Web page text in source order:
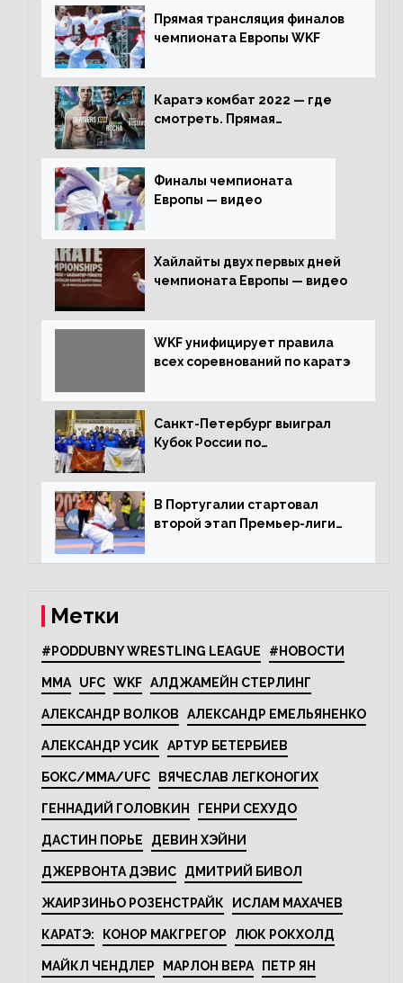
Прямая трансляция финалов
чемпионата Европы WKF
Каратэ комбат 2022 — где
смотреть. Прямая
Финалы чемпионата
Европы — видео
Хайлайты двух первых дней
чемпионата Европы — видео
WKF унифицирует правила
всех соревнований по каратэ
Санкт-Петербург выиграл
Кубок России по
В Португалии стартовал
второй этап Премьер-лиги
Метки
#PODDUBNY WRESTLING LEAGUE #НОВОСТИ
MMA UFC WKF АЛДЖАМЕЙН СТЕРЛИНГ
АЛЕКСАНДР ВОЛКОВ АЛЕКСАНДР ЕМЕЛЬЯНЕНКО
АЛЕКСАНДР УСИК АРТУР БЕТЕРБИЕВ
БОКС/MMA/UFC ВЯЧЕСЛАВ ЛЕГКОНОГИХ
ГЕННАДИЙ ГОЛОВКИН ГЕНРИ СЕХУДО
ДАСТИН ПОРЬЕ ДЕВИН ХЭЙНИ
ДЖЕРВОНТА ДЭВИС ДМИТРИЙ БИВОЛ
ЖАИРЗИНЬО РОЗЕНСТРАЙК ИСЛАМ МАХАЧЕВ
КАРАТЭ: КОНОР МАКГРЕГОР ЛЮК РОКХОЛД
МАЙКЛ ЧЕНДЛЕР МАРЛОН ВЕРА ПЕТР ЯН